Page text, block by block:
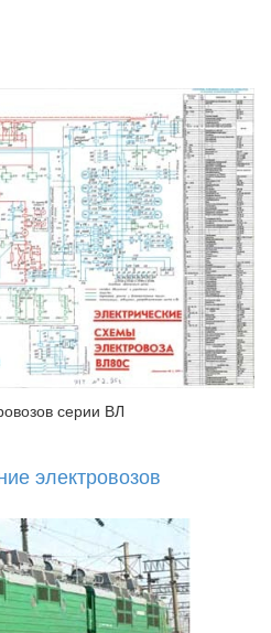
серии ВЛ
электровозов